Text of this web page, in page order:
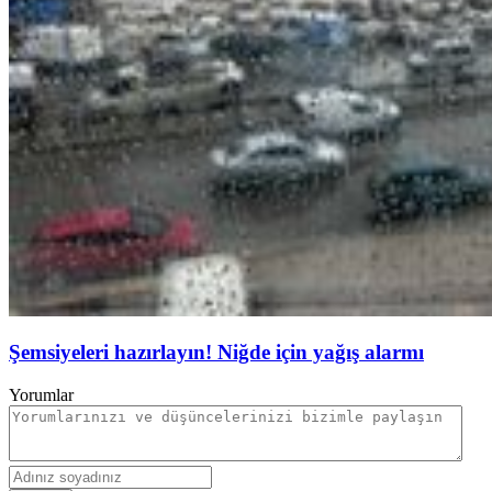
Şemsiyeleri hazırlayın! Niğde için yağış alarmı
Yorumlar